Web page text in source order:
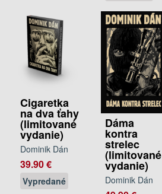
Cigaretka
na dva ťahy
(limitované
vydanie)
Dominik Dán
39.90 €
Vypredané
Dáma
kontra
strelec
(limitované
vydanie)
Dominik Dán